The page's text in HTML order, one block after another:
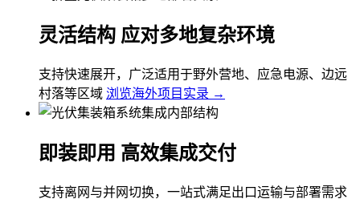
灵活结构 应对多地复杂环境
支持快速展开，广泛适用于野外营地、应急电源、边远
村落等区域 浏览海外项目实录 →
即装即用 高效集成交付
支持离网与并网切换，一站式满足出口运输与部署需求